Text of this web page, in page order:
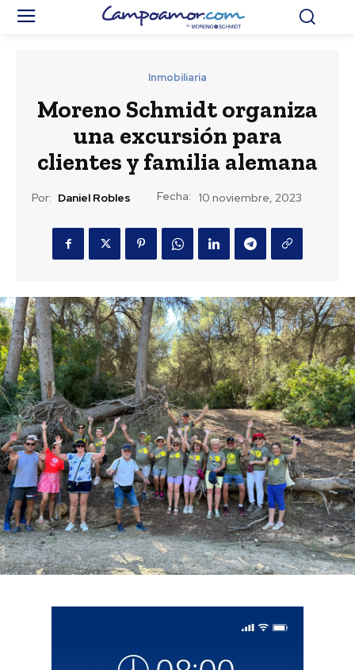
Inmobiliaria
Moreno Schmidt organiza
una excursión para
clientes y familia alemana
Por: Daniel Robles Fecha: 10 noviembre, 2023